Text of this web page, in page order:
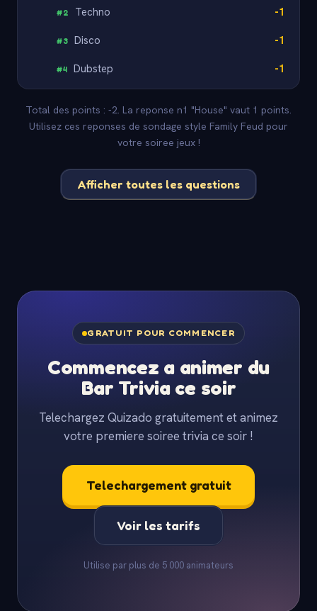
#2 Techno -1
#3 Disco -1
#4 Dubstep -1
Total des points : -2. La reponse n1 "House" vaut 1 points.
Utilisez ces reponses de sondage style Family Feud pour
votre soiree jeux !
Afficher toutes les questions
GRATUIT POUR COMMENCER
Commencez a animer du
Bar Trivia ce soir
Telechargez Quizado gratuitement et animez
votre premiere soiree trivia ce soir !
Telechargement gratuit
Voir les tarifs
Utilise par plus de 5 000 animateurs